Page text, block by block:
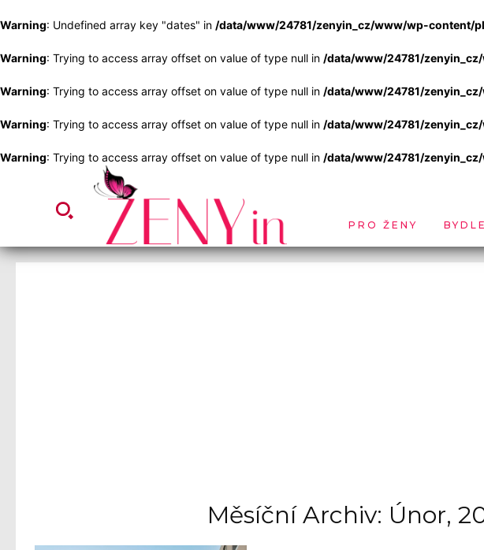
Warning: Undefined array key "dates" in /data/www/24781/zenyin_cz/www/wp-
Warning: Trying to access array offset on value of type null in /data/www/24781/
Warning: Trying to access array offset on value of type null in /data/www/24781/
Warning: Trying to access array offset on value of type null in /data/www/24781/
Warning: Trying to access array offset on value of type null in /data/www/24781/
PRO ŽENY
Měsíční Archiv: Únor,